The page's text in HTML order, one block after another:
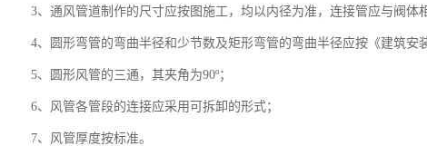
3、通风管道制作的尺寸应按图施工，均以内径为准，连接管应与阀体
4、圆形弯管的弯曲半径和少节数及矩形弯管的弯曲半径应按《建筑安
5、圆形风管的三通，其夹角为90º；
6、风管各管段的连接应采用可拆卸的形式；
7、风管厚度按标准。